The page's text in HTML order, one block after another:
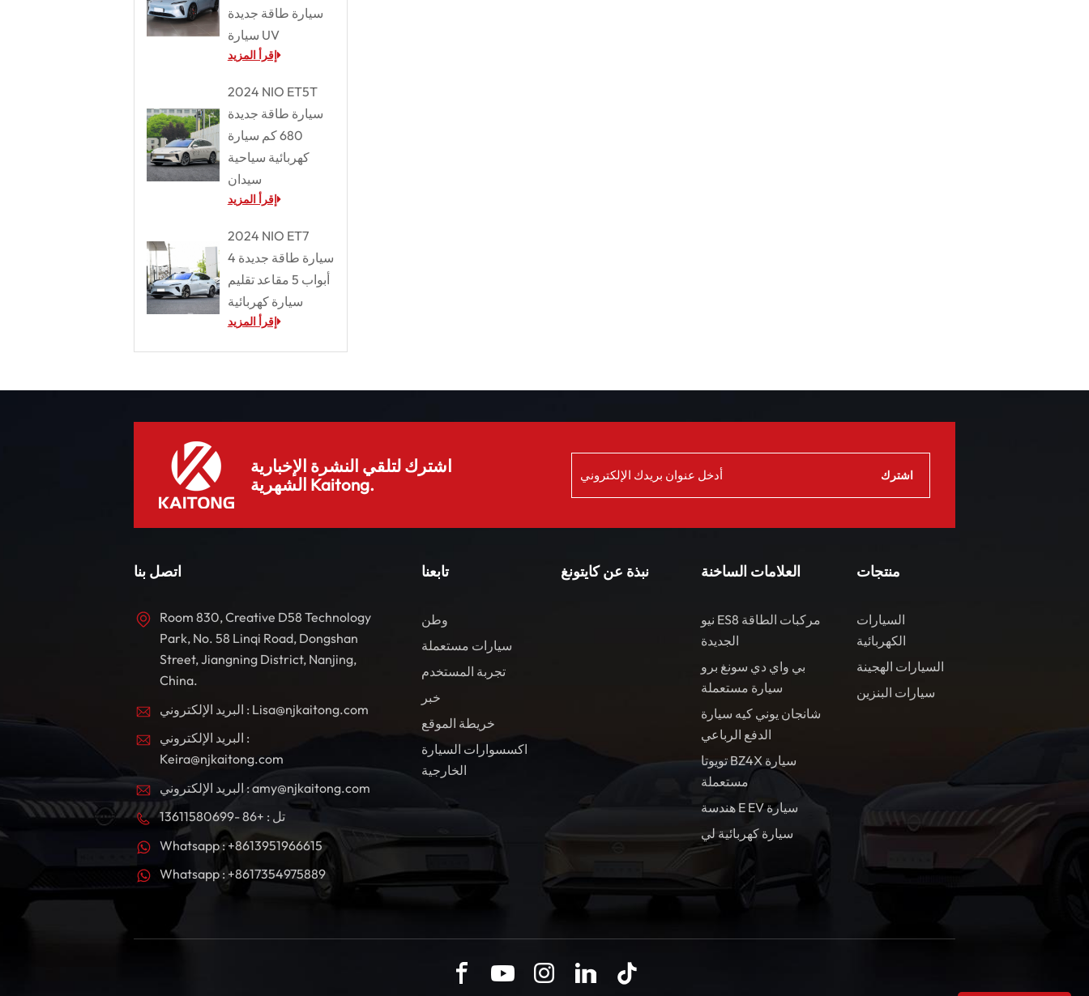
سيارة طاقة جديدة
سيارة UV
إقرأ المزيد
2024 NIO ET5T
سيارة طاقة جديدة
680 كم سيارة
كهربائية سياحية
سيدان
إقرأ المزيد
2024 NIO ET7
سيارة طاقة جديدة 4
أبواب 5 مقاعد تقليم
سيارة كهربائية
إقرأ المزيد
اشترك لتلقي النشرة الإخبارية
الشهرية Kaitong.
اتصل بنا
Room 830, Creative D58 Technology
Park, No. 58 Linqi Road, Dongshan
Street, Jiangning District, Nanjing,
China.
البريد الإلكتروني : Lisa@njkaitong.com
البريد الإلكتروني :
Keira@njkaitong.com
البريد الإلكتروني : amy@njkaitong.com
تل : +86 -13611580699
Whatsapp : +8613951966615
Whatsapp : +8617354975889
تابعنا
وطن
سيارات مستعملة
تجربة المستخدم
خبر
خريطة الموقع
اكسسوارات السيارة
الخارجية
نبذة عن كايتونغ العلامات الساخنة
نيو ES8 مركبات الطاقة
الجديدة
بي واي دي سونغ برو
سيارة مستعملة
شانجان يوني كيه سيارة
الدفع الرباعي
تويوتا BZ4X سيارة
مستعملة
هندسة E EV سيارة
سيارة كهربائية لي
منتجات
السيارات
الكهربائية
السيارات الهجينة
سيارات البنزين